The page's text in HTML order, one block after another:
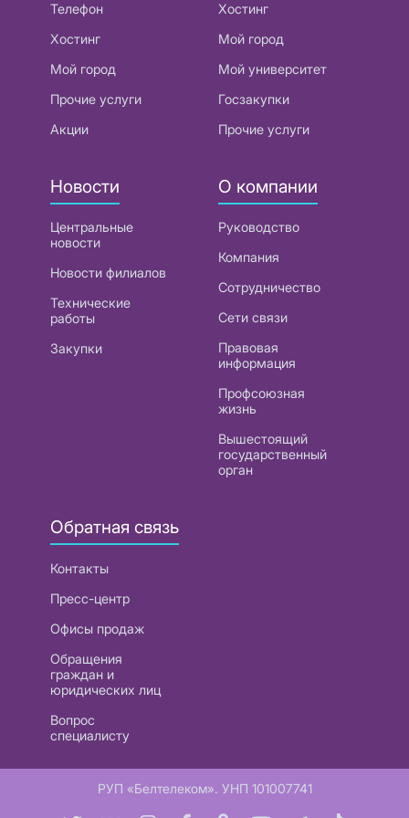
Телефон
Хостинг
Мой город
Прочие услуги
Акции
Хостинг
Мой город
Мой университет
Госзакупки
Прочие услуги
Новости
Центральные
новости
Новости филиалов
Технические
работы
Закупки
О компании
Руководство
Компания
Сотрудничество
Сети связи
Правовая
информация
Профсоюзная
жизнь
Вышестоящий
государственный
орган
Обратная связь
Контакты
Пресс-центр
Офисы продаж
Обращения
граждан и
юридических лиц
Вопрос
специалисту
РУП «Белтелеком». УНП 101007741